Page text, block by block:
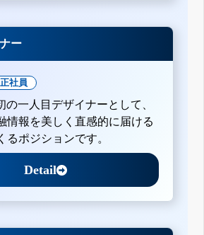
ー
正社員
の一人目デザイナーとして、
情報を美しく直感的に届ける
るポジションです。
Detail